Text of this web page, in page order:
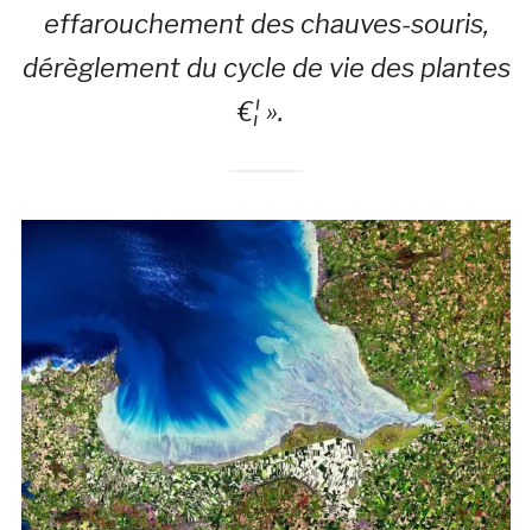
effarouchement des chauves-souris,
dérèglement du cycle de vie des plantes
€¦ ».